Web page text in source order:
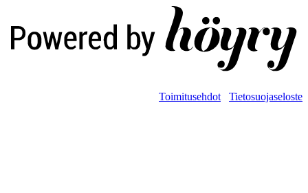
Toimitusehdot Tietosuojaseloste